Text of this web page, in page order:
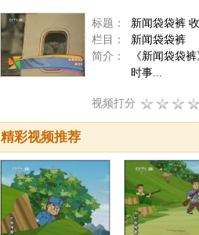
标题：
新闻袋袋裤
栏目：
新闻袋袋裤
简介：
《新闻袋袋
时事...
视频打分
精彩视频推荐